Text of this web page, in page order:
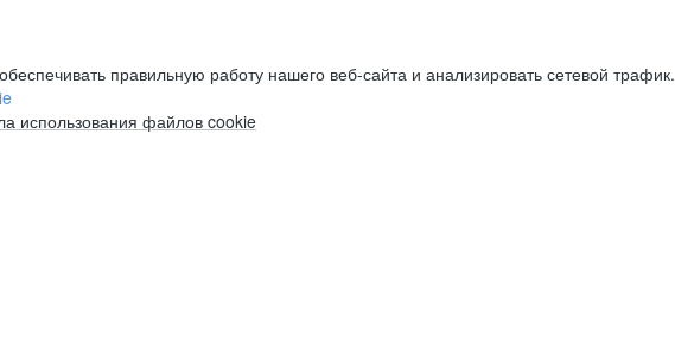
правильную работу нашего веб-сайта и анализировать сетевой трафик.
использования файлов cookie